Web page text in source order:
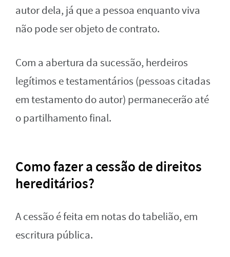
autor dela, já que a pessoa enquanto viva
não pode ser objeto de contrato.
Com a abertura da sucessão, herdeiros
legítimos e testamentários (pessoas citadas
em testamento do autor) permanecerão até
o partilhamento final.
Como fazer a cessão de direitos
hereditários?
A cessão é feita em notas do tabelião, em
escritura pública.